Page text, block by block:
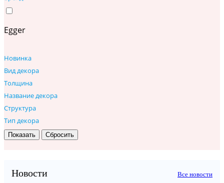
Egger
Новинка
Вид декора
Толщина
Название декора
Структура
Тип декора
Новости Все новости